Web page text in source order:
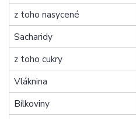
z toho nasycené
Sacharidy
z toho cukry
Vláknina
Bílkoviny